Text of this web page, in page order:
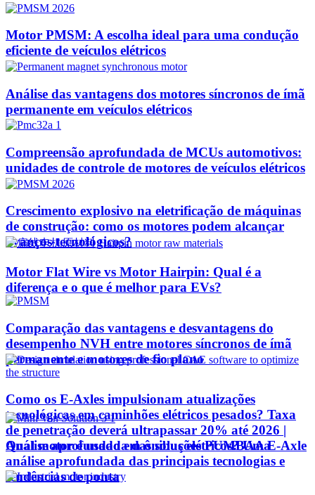
Motor PMSM: A escolha ideal para uma condução
eficiente de veículos elétricos
Análise das vantagens dos motores síncronos de ímã
permanente em veículos elétricos
Compreensão aprofundada de MCUs automotivos:
unidades de controle de motores de veículos elétricos
Crescimento explosivo na eletrificação de máquinas
de construção: como os motores podem alcançar
avanços tecnológicos?​
Motor Flat Wire vs Motor Hairpin: Qual é a
diferença e o que é melhor para EVs?
Comparação das vantagens e desvantagens do
desempenho NVH entre motores síncronos de ímã
permanente e motores de fio plano
Como os E-Axles impulsionam atualizações
tecnológicas em caminhões elétricos pesados? Taxa
de penetração deverá ultrapassar 20% até 2026 |
Análise aprofundada das soluções PUMBAA E-Axle
Qual motor é usado em ônibus elétricos? Uma
análise aprofundada das principais tecnologias e
tendências de ponta